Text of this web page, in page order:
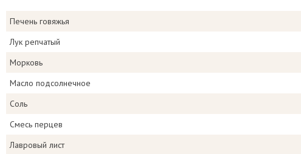
Печень говяжья
Лук репчатый
Морковь
Масло подсолнечное
Соль
Смесь перцев
Лавровый лист